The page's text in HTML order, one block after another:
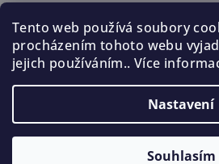
Tento web používá soubory
procházením tohoto webu
jejich používáním.. Více
Nastavení
Souhlasím
222 316 990
776 019 998, 602 537 625